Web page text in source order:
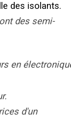
des isolants.
des semi-
en
d'un